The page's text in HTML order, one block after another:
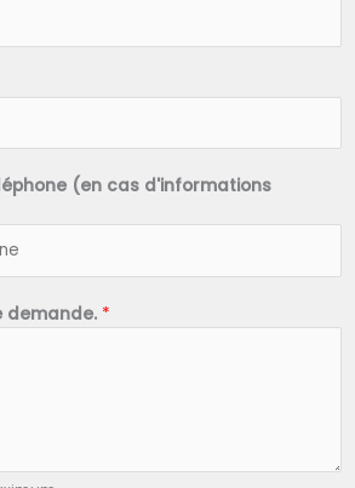
(en cas d'informations
demande. *